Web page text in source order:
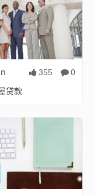
355 0
贷款
都，不仅政治、文化
是经济和金...